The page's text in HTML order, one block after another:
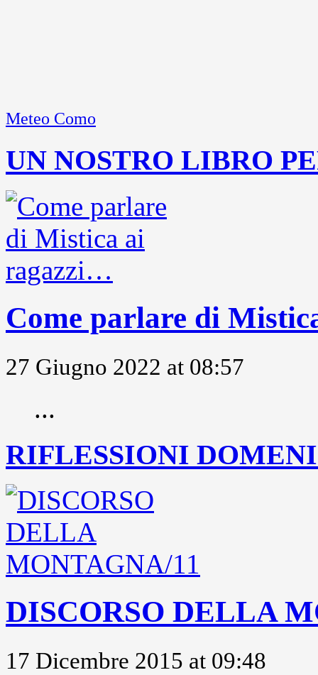
Meteo Como
UN NOSTRO LIBRO
Come parlare di
27 Giugno 2022 at 08:57
...
RIFLESSIONI
DISCORSO DELLA
17 Dicembre 2015 at 09:48